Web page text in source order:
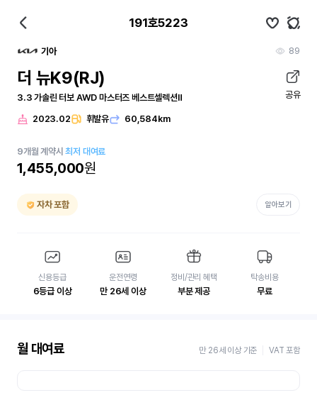
191호5223
기아 89
더 뉴K9(RJ)
3.3 가솔린 터보 AWD 마스터즈 베스트셀렉션Ⅱ 공유
2023.02 휘발유 60,584km
9개월 계약시최저 대여료
1,455,000원
자차 포함 알아보기
신용등급
6등급 이상
운전연령
만 26세 이상
정비/관리 혜택
부분 제공
탁송비용
무료
월 대여료 만 26세 이상 기준 VAT 포함